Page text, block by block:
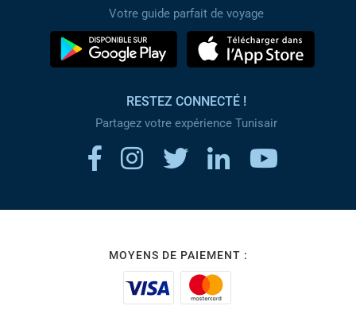
Votre guide parfait de voyage
RESTEZ CONNECTÉ !
Partagez votre expérience Tunisair
MOYENS DE PAIEMENT :